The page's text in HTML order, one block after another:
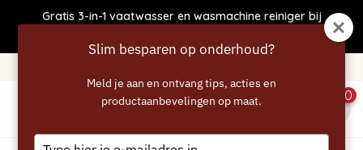
Gratis 3-in-1 vaatwasser en wasmachine reiniger bij
0
Slim besparen op onderhoud?
Meld je aan en ontvang tips, acties en
productaanbevelingen op maat.
Type